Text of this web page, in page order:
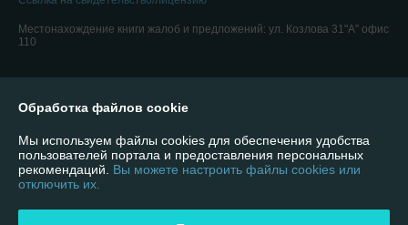
Местонахождение книги жалоб и предложений: ул. Козлова 31"А" офис
110
Обработка файлов cookie
Мы используем файлы cookies для обеспечения удобства
пользователей портала и предоставления персональных
рекомендаций. Вы можете настроить файлы cookies или
отключить их.